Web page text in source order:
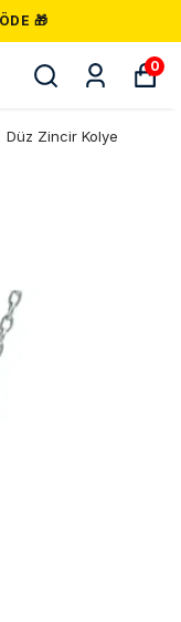
🎁
0
Düz Zincir Kolye